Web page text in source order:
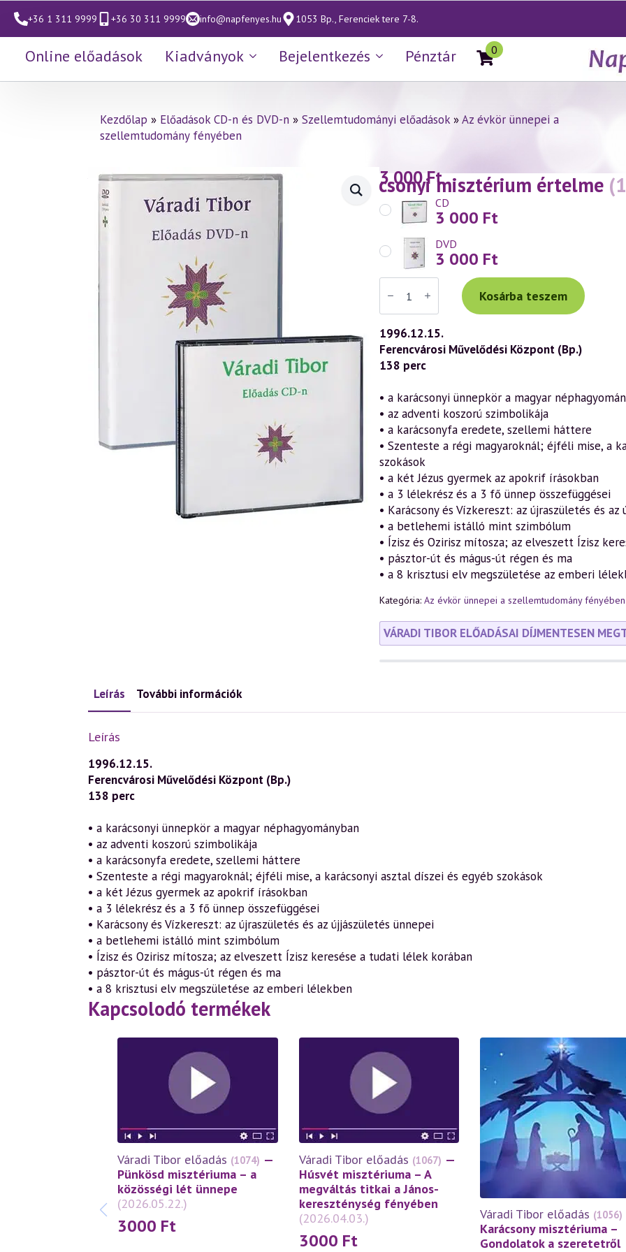
+36 1 311 9999 +36 30 311 9999 info@napfenyes.hu 1053 Bp., Ferenciek tere 7-8.
Online előadások Kiadványok Bejelentkezés Pénztár 0
Kezdőlap » Előadások CD-n és DVD-n » Szellemtudományi előadások»Az évkör ünnepei a
szellemtudomány fényében
Váradi Tibor előadás (012) — A karácsonyi misztérium értelme
3 000Ft
CD
3 000 Ft
DVD
3 000 Ft
Váradi
Tibor
előadás
(012)
—
A
karácsonyi
misztérium
értelme
mennyiség
Kosárba teszem
1996.12.15.
Ferencvárosi Művelődési Központ (Bp.)
138 perc
• a karácsonyi ünnepkör a magyar
• az adventi koszorú szimbolikája
• a karácsonyfa eredete, szellemi háttere
• Szenteste a régi magyaroknál; éjféli mise, a
szokások
• a két Jézus gyermek az apokrif írásokban
• a 3 lélekrész és a 3 fő ünnep összefüggései
• Karácsony és Vízkereszt: az újraszületés és
• a betlehemi istálló mint szimbólum
• Ízisz és Ozirisz mítosza; az elveszett Ízisz
• pásztor-út és mágus-út régen és ma
• a 8 krisztusi elv megszületése az emberi
Kategória: Az évkör ünnepei a szellemtudomány fényében
VÁRADI TIBOR ELŐADÁSAI DÍJMENTESEN
Leírás További információk
Leírás
1996.12.15.
Ferencvárosi Művelődési Központ (Bp.)
138 perc
• a karácsonyi ünnepkör a magyar néphagyományban
• az adventi koszorú szimbolikája
• a karácsonyfa eredete, szellemi háttere
• Szenteste a régi magyaroknál; éjféli mise, a karácsonyi asztal díszei és egyéb szokások
• a két Jézus gyermek az apokrif írásokban
• a 3 lélekrész és a 3 fő ünnep összefüggései
• Karácsony és Vízkereszt: az újraszületés és az újjászületés ünnepei
• a betlehemi istálló mint szimbólum
• Ízisz és Ozirisz mítosza; az elveszett Ízisz keresése a tudati lélek korában
• pásztor-út és mágus-út régen és ma
• a 8 krisztusi elv megszületése az emberi lélekben
Kapcsolodó termékek
Váradi Tibor előadás (1074) —
Pünkösd misztériuma – a
közösségi lét ünnepe
(2026.05.22.)
3000 Ft
Váradi Tibor előadás (1067) —
Húsvét misztériuma – A
megváltás titkai a János-
kereszténység fényében
(2026.04.03.)
3000 Ft
Váradi Tibor előadás (1056)
Karácsony misztériuma –
Gondolatok a szeretetről